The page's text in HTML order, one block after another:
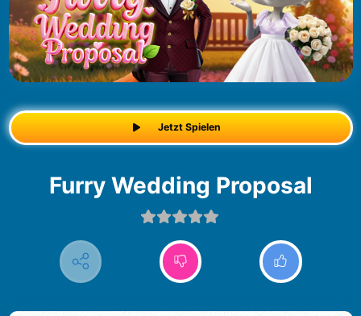
Jetzt Spielen
Furry Wedding Proposal